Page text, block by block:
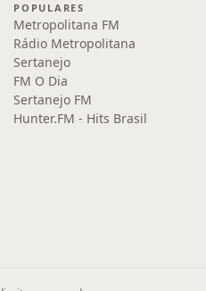
POPULARES
Metropolitana FM
Rádio Metropolitana
Sertanejo
FM O Dia
Sertanejo FM
Hunter.FM - Hits Brasil